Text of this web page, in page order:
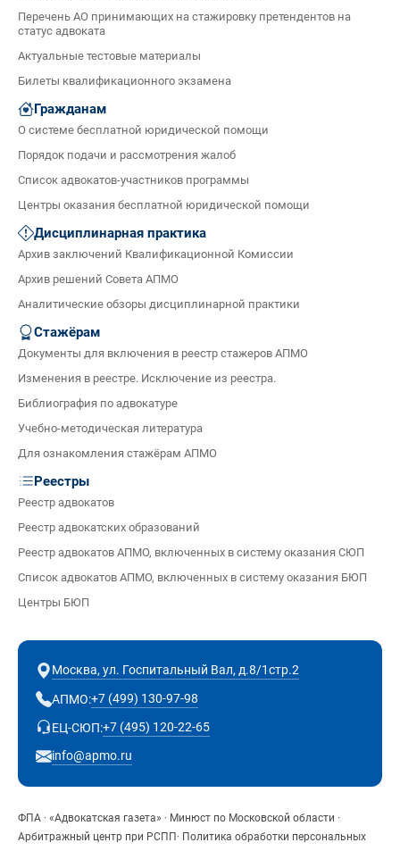
Перечень АО принимающих на стажировку претендентов на
статус адвоката
Актуальные тестовые материалы
Билеты квалификационного экзамена
Гражданам
О системе бесплатной юридической помощи
Порядок подачи и рассмотрения жалоб
Список адвокатов-участников программы
Центры оказания бесплатной юридической помощи
Дисциплинарная практика
Архив заключений Квалификационной Комиссии
Архив решений Совета АПМО
Аналитические обзоры дисциплинарной практики
Стажёрам
Документы для включения в реестр стажеров АПМО
Изменения в реестре. Исключение из реестра.
Библиография по адвокатуре
Учебно-методическая литература
Для ознакомления стажёрам АПМО
Реестры
Реестр адвокатов
Реестр адвокатских образований
Реестр адвокатов АПМО, включенных в систему оказания СЮП
Список адвокатов АПМО, включенных в систему оказания БЮП
Центры БЮП
Москва, ул. Госпитальный Вал, д.8/1стр.2
АПМО:+7 (499) 130-97-98
ЕЦ-СЮП:+7 (495) 120-22-65
info@apmo.ru
ФПА · «Адвокатская газета» · Минюст по Московской области ·
Арбитражный центр при РСПП · Политика обработки персональных